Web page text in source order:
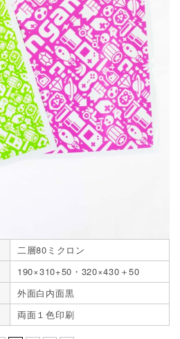
二層80ミクロン
190×310+50・320×430＋50
外面白内面黒
両面１色印刷